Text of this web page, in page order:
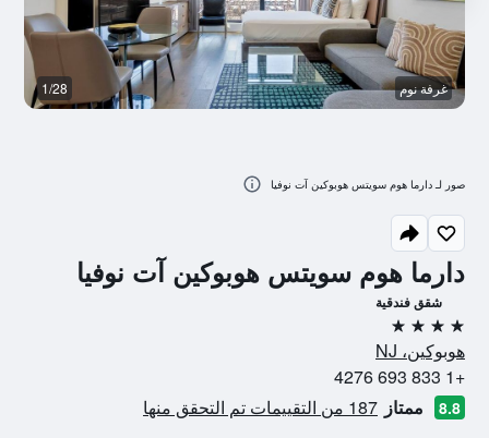
دارما هوم سويتس هوبوكين آت نوفيا
شقق فندقية
4 نجوم
هوبوكين، NJ
+1 833 693 4276
8.8 ممتاز 187 من التقييمات تم التحقق منها
غرفة نوم 1/28
صور لـ دارما هوم سويتس هوبوكين آت نوفيا